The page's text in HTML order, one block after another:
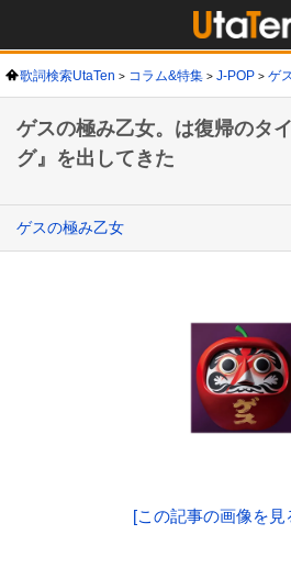
歌詞検索UtaTen コラム&特集 J-POP ゲ
ゲスの極み乙女。は復帰のタ
グ』を出してきた
ゲスの極み乙女
[この記事の画像を見